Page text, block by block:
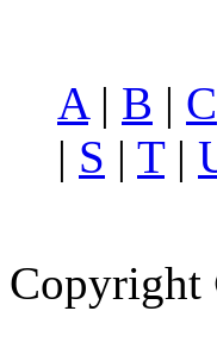
A | B | C
| S | T|
Copyright